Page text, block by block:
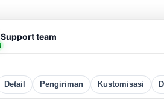
Support team
Detail Pengiriman Kustomisasi